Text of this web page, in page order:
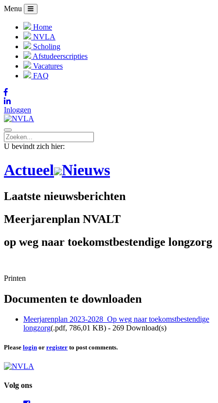
Menu
Home
NVLA
Scholing
Afstudeerscripties
Vacatures
FAQ
Inloggen
U bevindt zich hier:
Actueel Nieuws
Laatste nieuwsberichten
Meerjarenplan NVALT
op weg naar toekomstbestendige longzorg
Printen
Documenten te downloaden
Meerjarenplan 2023-2028_Op weg naar toekomstbestendige
longzorg(.pdf, 786,01 KB) - 269 Download(s)
Please login or register to post comments.
Volg ons